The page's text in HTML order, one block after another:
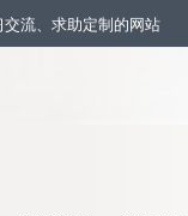
流、求助定制的网站